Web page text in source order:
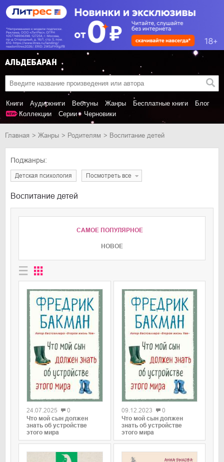
Книги Аудиокниги Вебтуны Жанры Бесплатные книги
Блог
Коллекции
Серии Черновики
Главная Жанры родителям Воспитание детей
Поджанры:
детская психология Посмотреть все
Воспитание детей
САМОЕ ПОПУЛЯРНОЕ
НОВОЕ
0
24.07.2025
0
Что мой сын должен
знать об устройстве
этого мира
0
09.12.2023
0
Что мой сын должен
знать об устройстве
этого мира